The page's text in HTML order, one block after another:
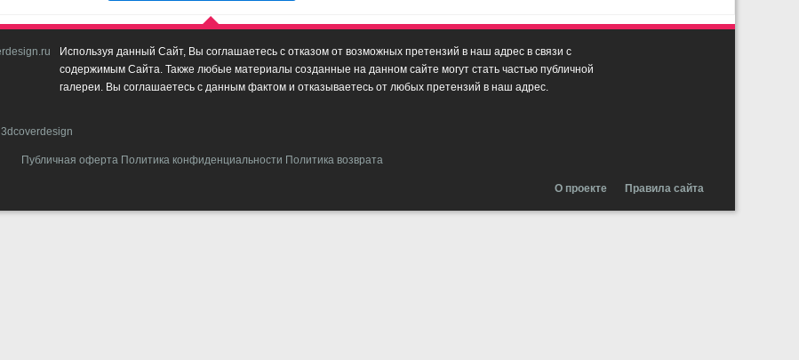
Используя данный Сайт, Вы соглашаетесь с отказом от возможных претензий в наш адрес в связи с
содержимым Сайта. Также любые материалы созданные на данном сайте могут стать частью публичной
галереи. Вы соглашаетесь с данным фактом и отказываетесь от любых претензий в наш адрес.
3dcoverdesign
Публичная оферта Политика конфиденциальности Политика возврата
О проекте Правила сайта